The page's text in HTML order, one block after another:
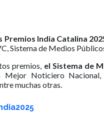
Premios India Catalina
Sistema de Medios
premios, el Sistema de
Mejor Noticiero
muchas otras.